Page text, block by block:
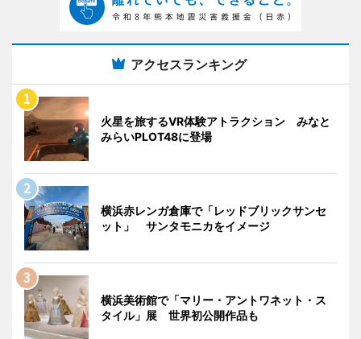
アクセスランキング
火星を旅するVR体験アトラクション みなと
みらいPLOT48に登場
横浜赤レンガ倉庫で「レッドブリックサンセ
ット」 サンタモニカをイメージ
横浜美術館で「マリー・アントワネット・ス
タイル」展 世界初公開作品も